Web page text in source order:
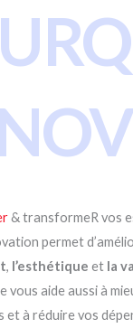
& transformeR vos
permet
, l’esthétique et la
vous aide aussi à
et à réduire vos